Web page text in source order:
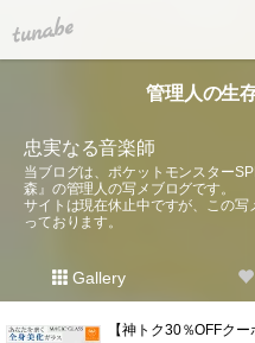
tuna.be
管理人の生
忠実なる音楽師
当ブログは、ポケットモンスター
森』の管理人の写メブログです。
サイトは現在休止中ですが、この
っております。
Gallery
【神トク30％OFFク